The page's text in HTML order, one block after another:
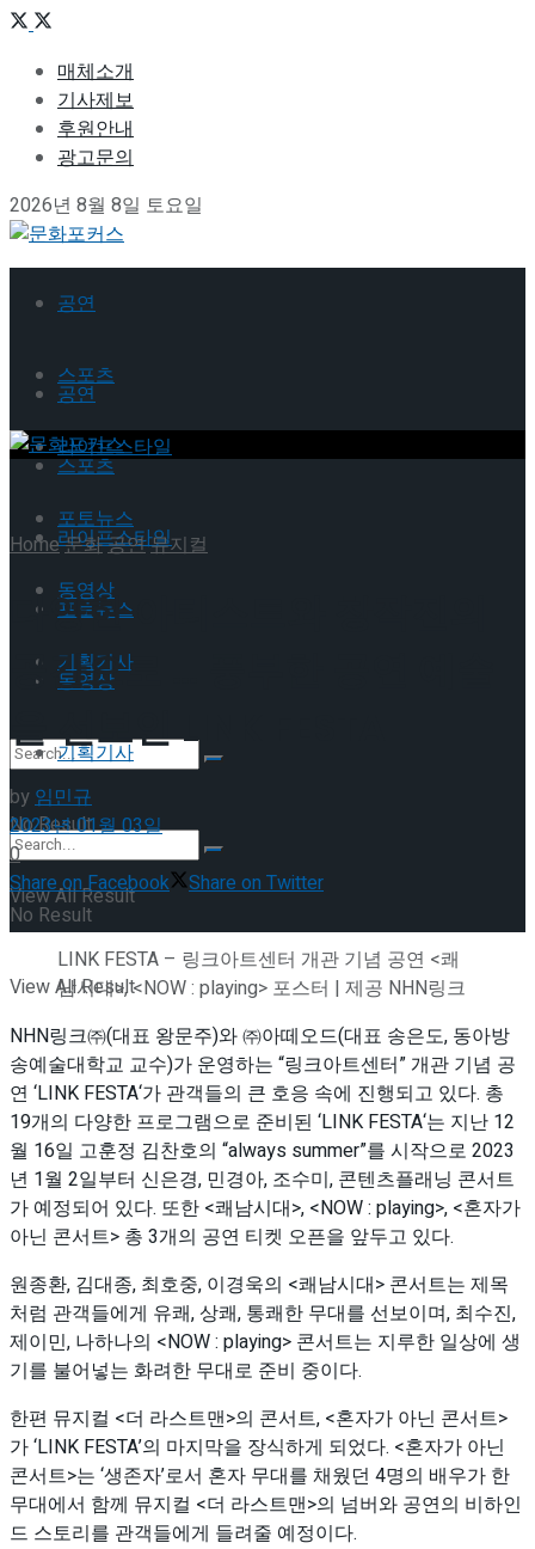
매체소개
기사제보
후원안내
광고문의
2026년 8월 8일 토요일
공연
스포츠
라이프스타일
포토뉴스
동영상
기획기사
No Result
View All Result
공연
스포츠
라이프스타일
포토뉴스
동영상
기획기사
No Result
View All Result
Home문화공연뮤지컬
다양한 아티스트와 창작진의
공간으로 … 풍부한 공연 예술
을 선보인 LINK FESTA
by임민규
2023년 01월 03일
0
Share on Facebook
Share on Twitter
LINK FESTA – 링크아트센터 개관 기념 공연 <쾌
남시대>, <NOW : playing> 포스터 | 제공 NHN링크
NHN링크㈜(대표 왕문주)와 ㈜아떼오드(대표 송은도, 동아방
송예술대학교 교수)가 운영하는 “링크아트센터” 개관 기념 공
연 ‘LINK FESTA‘가 관객들의 큰 호응 속에 진행되고 있다. 총
19개의 다양한 프로그램으로 준비된 ‘LINK FESTA‘는 지난 12
월 16일 고훈정 김찬호의 “always summer”를 시작으로 2023
년 1월 2일부터 신은경, 민경아, 조수미, 콘텐츠플래닝 콘서트
가 예정되어 있다. 또한 <쾌남시대>, <NOW : playing>, <혼자가
아닌 콘서트> 총 3개의 공연 티켓 오픈을 앞두고 있다.
원종환, 김대종, 최호중, 이경욱의 <쾌남시대> 콘서트는 제목
처럼 관객들에게 유쾌, 상쾌, 통쾌한 무대를 선보이며, 최수진,
제이민, 나하나의 <NOW : playing> 콘서트는 지루한 일상에 생
기를 불어넣는 화려한 무대로 준비 중이다.
한편 뮤지컬 <더 라스트맨>의 콘서트, <혼자가 아닌 콘서트>
가 ‘LINK FESTA’의 마지막을 장식하게 되었다. <혼자가 아닌
콘서트>는 ‘생존자’로서 혼자 무대를 채웠던 4명의 배우가 한
무대에서 함께 뮤지컬 <더 라스트맨>의 넘버와 공연의 비하인
드 스토리를 관객들에게 들려줄 예정이다.